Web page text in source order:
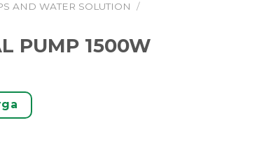
AND WATER SOLUTION
/
PUMP 1500W